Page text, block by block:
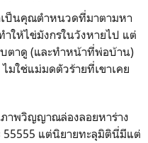
เป็นคุณตำหนวดที่มาตามหา
ำให้ไข่มังกรในวังหายไป แต่
ตาดู (และทำหน้าที่พ่อบ้าน)
มใช่แม่มดตัวร้ายที่เขาเคย
าพวิญญาณล่องลอยหาร่าง
55555 แต่นิยายทะลุมิตินี่มีแต่